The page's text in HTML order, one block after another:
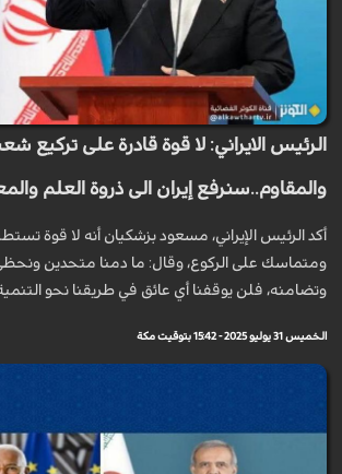
الرئيس الايراني: لا قوة قادرة على تركيع
والمقاوم..سنرفع إيران الى ذروة العلم
أكد الرئيس الإيراني، مسعود بزشكيان أنه لا قوة
ومتماسك على الركوع، وقال: ما دمنا متحدين
وتضامنه، فلن يوقفنا أي عائق في طريقنا نحو
الخميس 31 يوليو 2025 - 15:42 بتوقيت مكة